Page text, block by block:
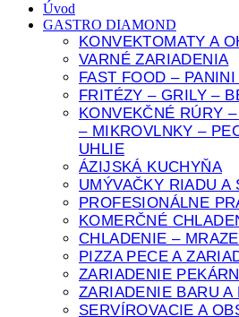
Úvod
GASTRO DIAMOND
KONVEKTOMATY A
VARNÉ ZARIADENIA
FAST FOOD –
FRITÉZY – GRILY –
KONVEKČNÉ RÚRY
– MIKROVLNKY –
UHLIE
ÁZIJSKÁ KUCHYŇA
UMÝVAČKY RIADU A
PROFESIONÁLNE
KOMERČNÉ
CHLADENIE –
PIZZA PECE A
ZARIADENIE
ZARIADENIE BARU A
SERVÍROVACIE A